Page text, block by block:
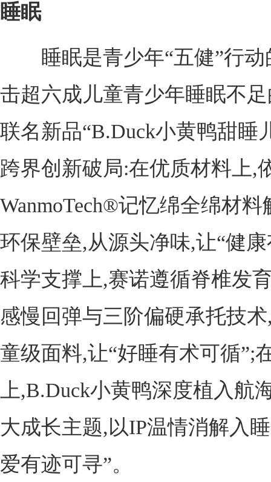
睡眠
睡眠是青少年“五健”行动
击超六成儿童青少年睡眠不
联名新品“B.Duck小黄鸭甜睡
跨界创新破局:在优质材料上,
WanmoTech®记忆绵全绵材
环保壁垒,从源头净味,让“健
科学支撑上,赛诺遵循脊椎发
感慢回弹与三阶偏硬承托技
童级面料,让“好睡有术可循”;
上,B.Duck小黄鸭深度植入航
大成长主题,以IP温情消解入
爱有迹可寻”。